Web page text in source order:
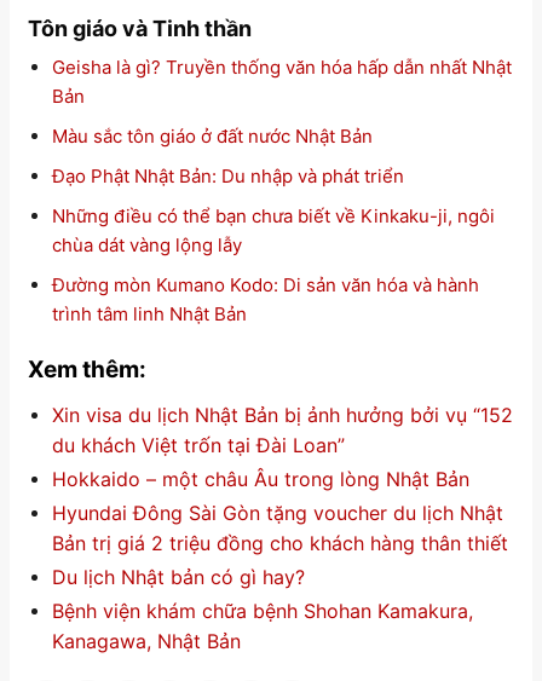
Tôn giáo và Tinh thần
Geisha là gì? Truyền thống văn hóa hấp dẫn nhất Nhật
Bản
Màu sắc tôn giáo ở đất nước Nhật Bản
Đạo Phật Nhật Bản: Du nhập và phát triển
Những điều có thể bạn chưa biết về Kinkaku-ji, ngôi
chùa dát vàng lộng lẫy
Đường mòn Kumano Kodo: Di sản văn hóa và hành
trình tâm linh Nhật Bản
Xem thêm:
Xin visa du lịch Nhật Bản bị ảnh hưởng bởi vụ “152
du khách Việt trốn tại Đài Loan”
Hokkaido – một châu Âu trong lòng Nhật Bản
Hyundai Đông Sài Gòn tặng voucher du lịch Nhật
Bản trị giá 2 triệu đồng cho khách hàng thân thiết
Du lịch Nhật bản có gì hay?
Bệnh viện khám chữa bệnh Shohan Kamakura,
Kanagawa, Nhật Bản